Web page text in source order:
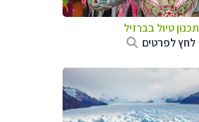
תכנון טיול בברזיל
לחץ לפרטים